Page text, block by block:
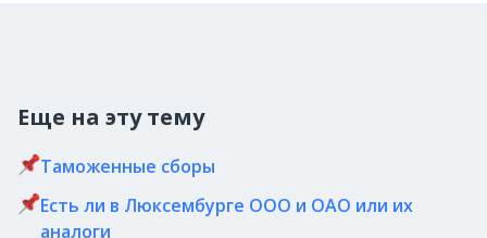
Еще на эту тему
Таможенные сборы
Есть ли в Люксембурге ООО и ОАО или их
аналоги